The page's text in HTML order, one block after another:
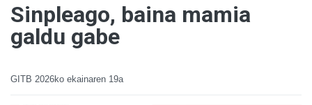
Sinpleago, baina mamia
galdu gabe
GITB 2026ko ekainaren 19a